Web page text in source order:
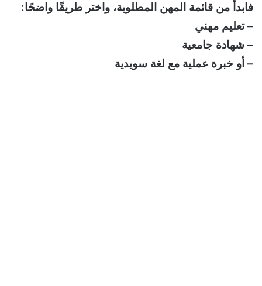
فابدأ من قائمة المهن المطلوبة، واختر طريقًا واضحًا:
– تعليم مهني
– شهادة جامعية
– أو خبرة عملية مع لغة سويدية